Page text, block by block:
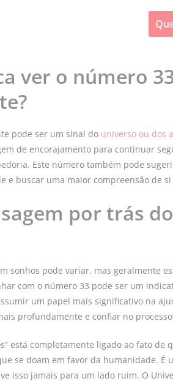
ver o número
pode ser um sinal do universo ou dos
de encorajamento para continuar
Este número também pode
e buscar uma maior compreensão de
por trás
sonhos pode variar, mas geralmente
com o número 33 pode ser um
um papel mais significativo na
profundamente e confiar no
está completamente ligado ao fato de
se doam em favor da humanidade. É
isso jamais para um lado ruim. O